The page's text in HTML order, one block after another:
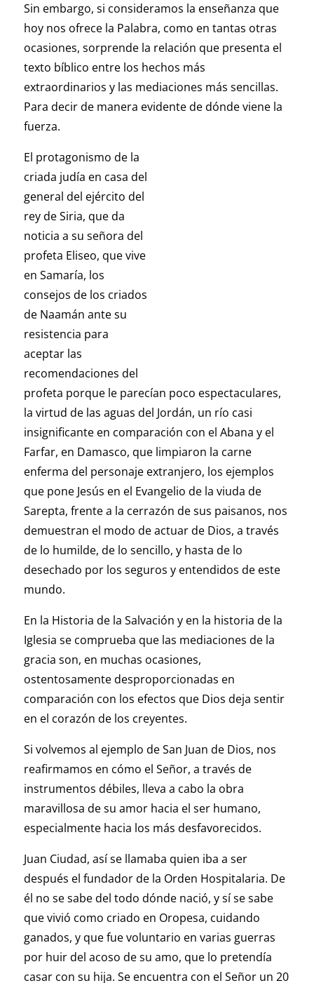
Sin embargo, si consideramos la enseñanza que
hoy nos ofrece la Palabra, como en tantas otras
ocasiones, sorprende la relación que presenta el
texto bíblico entre los hechos más
extraordinarios y las mediaciones más sencillas.
Para decir de manera evidente de dónde viene la
fuerza.
El protagonismo de la
criada judía en casa del
general del ejército del
rey de Siria, que da
noticia a su señora del
profeta Eliseo, que vive
en Samaría, los
consejos de los criados
de Naamán ante su
resistencia para
aceptar las
recomendaciones del
profeta porque le parecían poco espectaculares,
la virtud de las aguas del Jordán, un río casi
insignificante en comparación con el Abana y el
Farfar, en Damasco, que limpiaron la carne
enferma del personaje extranjero, los ejemplos
que pone Jesús en el Evangelio de la viuda de
Sarepta, frente a la cerrazón de sus paisanos, nos
demuestran el modo de actuar de Dios, a través
de lo humilde, de lo sencillo, y hasta de lo
desechado por los seguros y entendidos de este
mundo.
En la Historia de la Salvación y en la historia de la
Iglesia se comprueba que las mediaciones de la
gracia son, en muchas ocasiones,
ostentosamente desproporcionadas en
comparación con los efectos que Dios deja sentir
en el corazón de los creyentes.
Si volvemos al ejemplo de San Juan de Dios, nos
reafirmamos en cómo el Señor, a través de
instrumentos débiles, lleva a cabo la obra
maravillosa de su amor hacia el ser humano,
especialmente hacia los más desfavorecidos.
Juan Ciudad, así se llamaba quien iba a ser
después el fundador de la Orden Hospitalaria. De
él no se sabe del todo dónde nació, y sí se sabe
que vivió como criado en Oropesa, cuidando
ganados, y que fue voluntario en varias guerras
por huir del acoso de su amo, que lo pretendía
casar con su hija. Se encuentra con el Señor un 20